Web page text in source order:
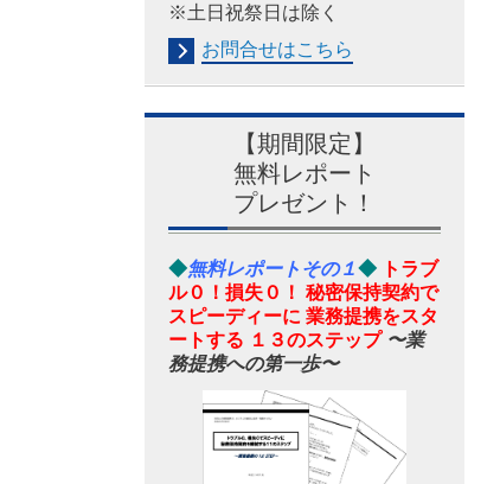
※土日祝祭日は除く
お問合せはこちら
【期間限定】
無料レポート
プレゼント！
◆無料レポートその１◆
トラブ
ル０！損失０！ 秘密保持契約で
スピーディーに 業務提携をスタ
ートする １３のステップ 〜業
務提携への第一歩〜